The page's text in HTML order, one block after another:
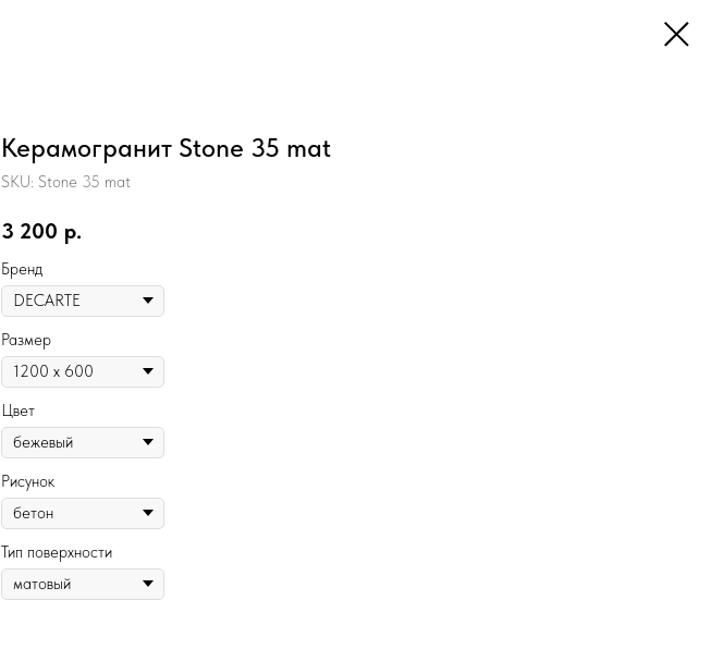
Керамогранит Stone 35 mat
SKU: Stone 35 mat
3 200 р.
Бренд
Размер
Цвет
Рисунок
Тип поверхности